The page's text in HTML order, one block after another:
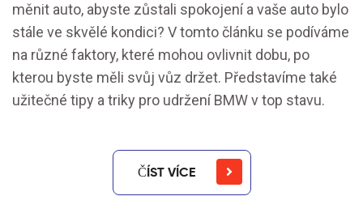
měnit auto, abyste zůstali spokojení a vaše auto bylo
stále ve skvělé kondici? V tomto článku se podíváme
na různé faktory, které mohou ovlivnit dobu, po
kterou byste měli svůj vůz držet. Představíme také
užitečné tipy a triky pro udržení BMW v top stavu.
ČÍST VÍCE